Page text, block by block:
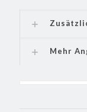
Mehr